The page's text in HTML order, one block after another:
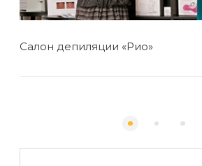
Салон депиляции «Рио»